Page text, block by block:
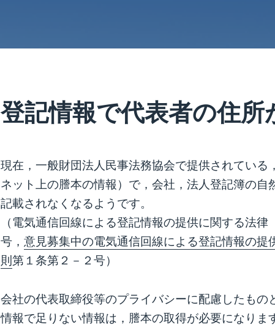
登記情報で代表者の住所
現在，一般財団法人民事法務協会で提供されている
ネット上の謄本の情報）で，会社，法人登記簿の自
記載されなくなるようです。
（電気通信回線による登記情報の提供に関する法
号，意見募集中の電気通信回線による登記情報の提
則第１条第２－２号）
会社の代表取締役等のプライバシーに配慮したもの
情報で足りない情報は，謄本の取得が必要になりま